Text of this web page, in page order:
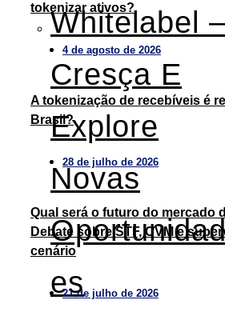
Whitelabel
Cresça E
Explore
Novas
Es
tokenizar ativos?
4 de agosto de 2026
A tokenização de recebíveis é
Brasil?
28 de julho de 2026
Qual será o futuro do mercado
Debate sobre STF, CVM e
cenário
21 de julho de 2026